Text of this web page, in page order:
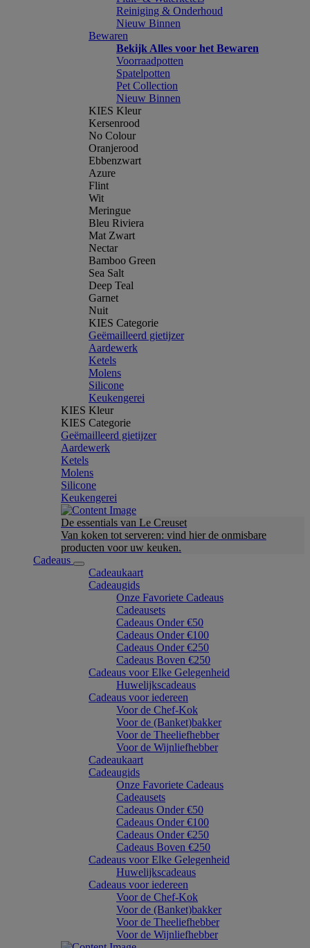
Reiniging & Onderhoud
Nieuw Binnen
Bewaren
Bekijk Alles voor het Bewaren
Voorraadpotten
Spatelpotten
Pet Collection
Nieuw Binnen
KIES Kleur
Kersenrood
No Colour
Oranjerood
Ebbenzwart
Azure
Flint
Wit
Meringue
Bleu Riviera
Mat Zwart
Nectar
Bamboo Green
Sea Salt
Deep Teal
Garnet
Nuit
KIES Categorie
Geëmailleerd gietijzer
Aardewerk
Ketels
Molens
Silicone
Keukengerei
KIES Kleur
KIES Categorie
Geëmailleerd gietijzer
Aardewerk
Ketels
Molens
Silicone
Keukengerei
De essentials van Le Creuset
Van koken tot serveren: vind hier de onmisbare
producten voor uw keuken.
Cadeaus
Cadeaukaart
Cadeaugids
Onze Favoriete Cadeaus
Cadeausets
Cadeaus Onder €50
Cadeaus Onder €100
Cadeaus Onder €250
Cadeaus Boven €250
Cadeaus voor Elke Gelegenheid
Huwelijkscadeaus
Cadeaus voor iedereen
Voor de Chef-Kok
Voor de (Banket)bakker
Voor de Theeliefhebber
Voor de Wijnliefhebber
Cadeaukaart
Cadeaugids
Onze Favoriete Cadeaus
Cadeausets
Cadeaus Onder €50
Cadeaus Onder €100
Cadeaus Onder €250
Cadeaus Boven €250
Cadeaus voor Elke Gelegenheid
Huwelijkscadeaus
Cadeaus voor iedereen
Voor de Chef-Kok
Voor de (Banket)bakker
Voor de Theeliefhebber
Voor de Wijnliefhebber